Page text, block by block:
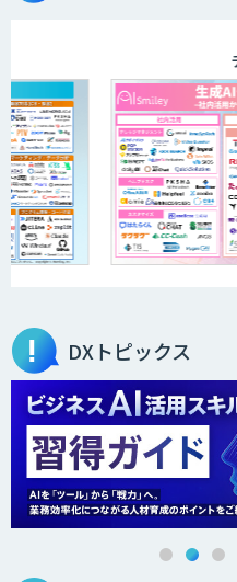
AI開発
法人向
フルチ
デジタ
チ
DXトピックス